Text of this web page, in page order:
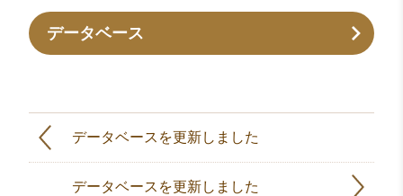
データベース
データベースを更新しました
データベースを更新しました